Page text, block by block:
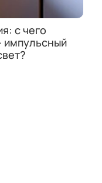
с чего
импульсный